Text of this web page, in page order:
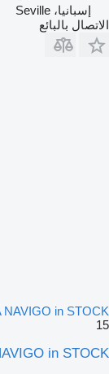
إسبانيا، Seville
الاتصال بالبائع
NAVIGO in STOCK
15
in STOCK